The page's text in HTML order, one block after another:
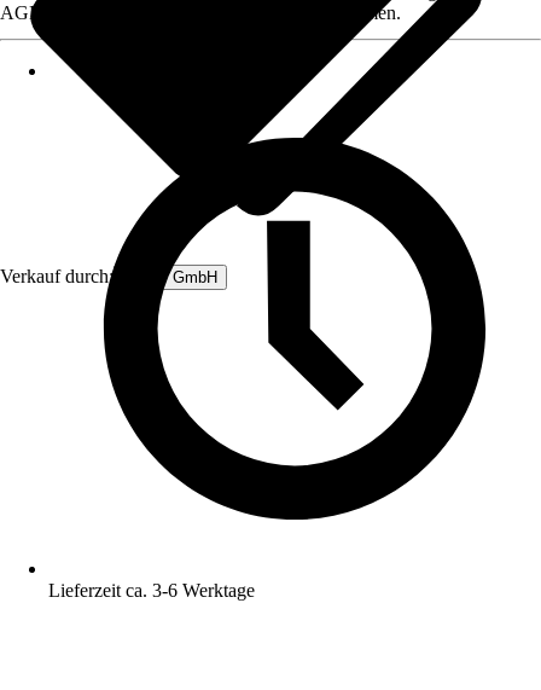
Verkauf durch: Femer GmbH
AGB, finden Sie bei Klick auf den Verkäufernamen.
Lieferzeit ca. 3-6 Werktage